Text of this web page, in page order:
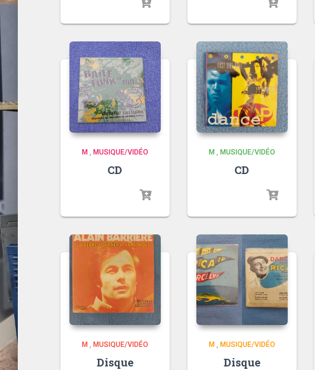
M, MUSIQUE/VIDÉO
CD
M MUSIQUE/VIDÉO
CD
M , MUSIQUE/VIDÉO
Disque
M , MUSIQUE/VIDÉO
Disque